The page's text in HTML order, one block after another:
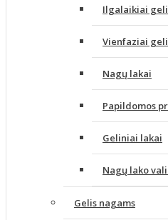
Ilgalaikiai
Vienfaziai
Nagų lakai
Papildomos
Geliniai lakai
Nagų lako
Gelis nagams